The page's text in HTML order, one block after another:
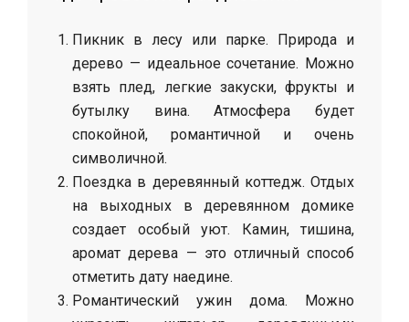
Пикник в лесу или парке. Природа и
дерево — идеальное сочетание. Можно
взять плед, легкие закуски, фрукты и
бутылку вина. Атмосфера будет
спокойной, романтичной и очень
символичной.
Поездка в деревянный коттедж. Отдых
на выходных в деревянном домике
создает особый уют. Камин, тишина,
аромат дерева — это отличный способ
отметить дату наедине.
Романтический ужин дома. Можно